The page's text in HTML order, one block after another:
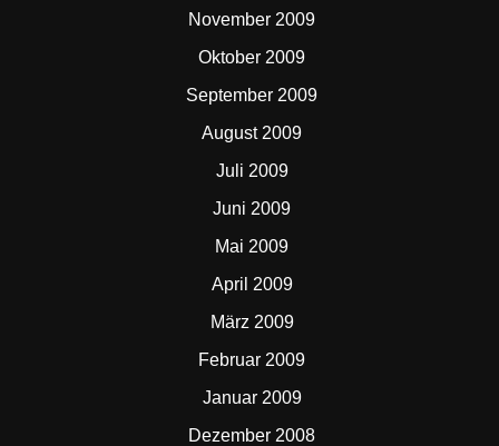
November 2009
Oktober 2009
September 2009
August 2009
Juli 2009
Juni 2009
Mai 2009
April 2009
März 2009
Februar 2009
Januar 2009
Dezember 2008